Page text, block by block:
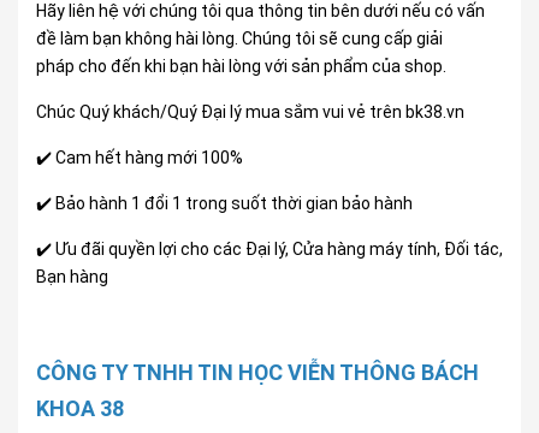
Hãy liên hệ với chúng tôi qua thông tin bên dưới nếu có vấn
đề làm bạn không hài lòng. Chúng tôi sẽ cung cấp giải
pháp cho đến khi bạn hài lòng với sản phẩm của shop.
Chúc Quý khách/Quý Đại lý mua sắm vui vẻ trên bk38.vn
✔️ Cam hết hàng mới 100%
✔️ Bảo hành 1 đổi 1 trong suốt thời gian bảo hành
✔️ Ưu đãi quyền lợi cho các Đại lý, Cửa hàng máy tính, Đối tác,
Bạn hàng
CÔNG TY TNHH TIN HỌC VIỄN THÔNG BÁCH
KHOA 38